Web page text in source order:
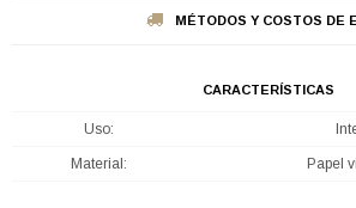
MÉTODOS Y COSTOS DE
CARACTERÍSTICAS
Uso
Material Papel